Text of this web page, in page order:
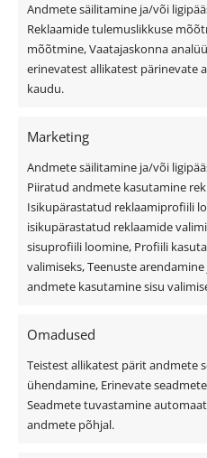
Andmete säilitamine ja/või
Reklaamide tulemuslikkuse
mõõtmine, Vaatajaskonna
erinevatest allikatest pärinevate
kaudu.
Marketing
Andmete säilitamine ja/või
Piiratud andmete kasutamine
Isikupärastatud reklaamiprofiili
isikupärastatud reklaamide
sisuprofiili loomine, Profiili
valimiseks, Teenuste
andmete kasutamine sisu
Omadused
Teistest allikatest pärit andmete
ühendamine, Erinevate
Seadmete tuvastamine
andmete põhjal.
Küpsiste
Fassaad ja